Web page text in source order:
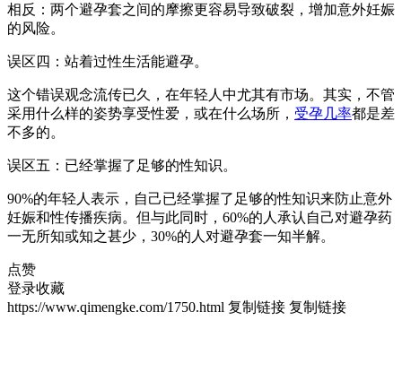
相反：两个避孕套之间的摩擦更容易导致破裂，增加意外妊娠
的风险。
误区四：站着过性生活能避孕。
这个错误观念流传已久，在年轻人中尤其有市场。其实，不管
采用什么样的姿势享受性爱，或在什么场所， 受孕几率都是差
不多的。
误区五：已经掌握了足够的性知识。
90%的年轻人表示，自己已经掌握了足够的性知识来防止意外
妊娠和性传播疾病。但与此同时，60%的人承认自己对避孕药
一无所知或知之甚少，30%的人对避孕套一知半解。
点赞
登录收藏
https://www.qimengke.com/1750.html 复制链接 复制链接